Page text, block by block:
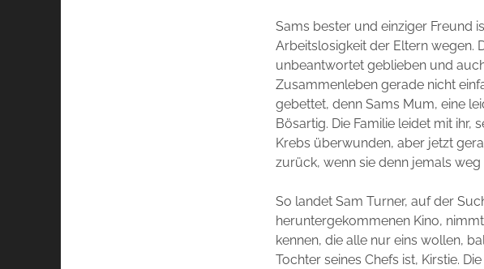
Sams bester und einziger Freund
Arbeitslosigkeit der Eltern wegen.
unbeantwortet geblieben und
Zusammenleben gerade nicht
gebettet, denn Sams Mum, eine
Bösartig. Die Familie leidet mit ihr,
Krebs überwunden, aber jetzt
zurück, wenn sie denn jemals weg
So landet Sam Turner, auf der
heruntergekommenen Kino,
kennen, die alle nur eins wollen,
Tochter seines Chefs ist, Kirstie.